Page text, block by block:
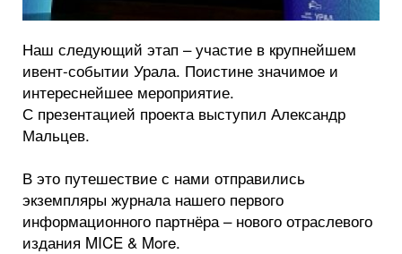
Наш следующий этап – участие в крупнейшем
ивент-событии Урала. Поистине значимое и
интереснейшее мероприятие.
С презентацией проекта выступил Александр
Мальцев.
В это путешествие с нами отправились
экземпляры журнала нашего первого
информационного партнёра – нового отраслевого
издания MICE & More.